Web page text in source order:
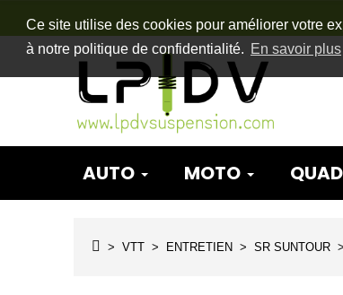
Ce site utilise des cookies pour améliorer votre
à notre politique de confidentialité. En savoir plus
AUTO MOTO QUAD
VTT ENTRETIEN SR SUNTOUR